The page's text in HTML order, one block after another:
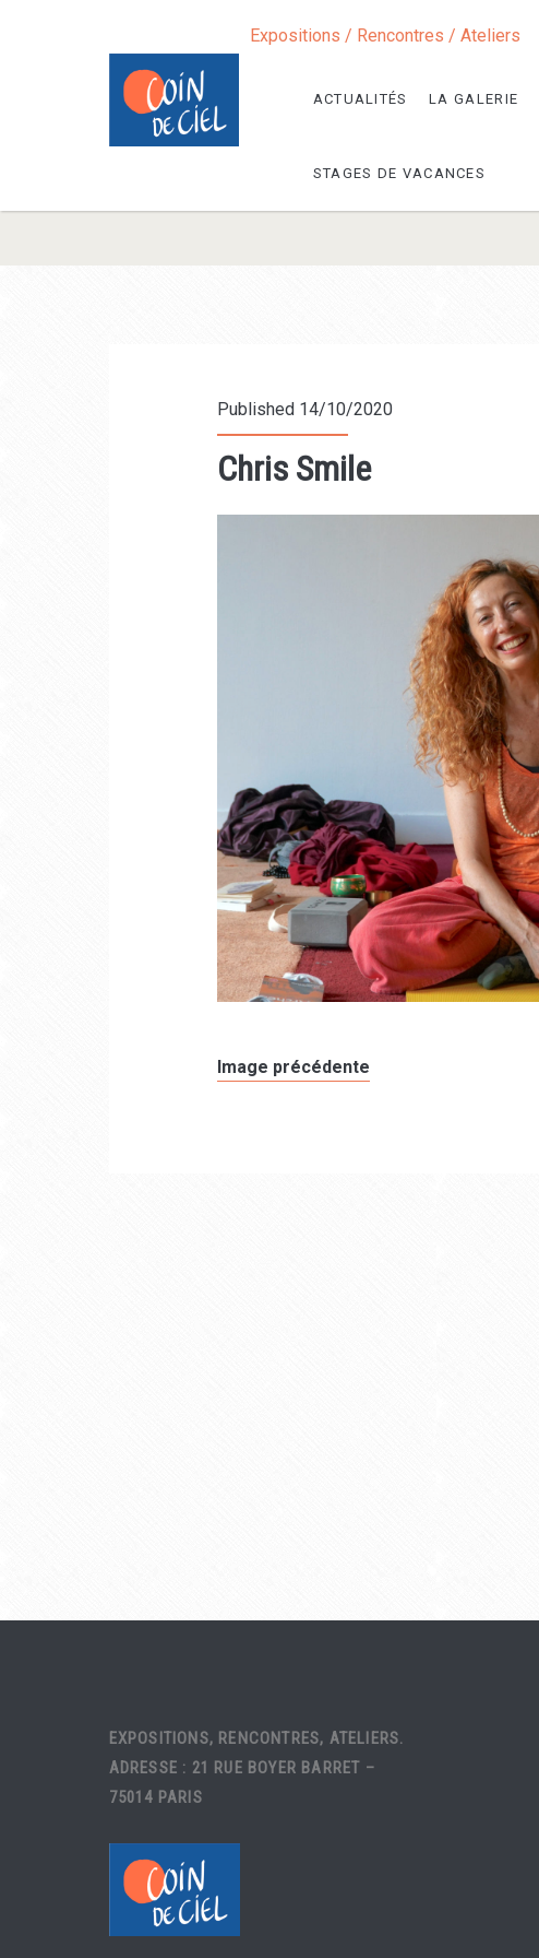
Expositions / Rencontres / Ateliers
ACTUALITÉS LA GALERIE
STAGES DE VACANCES
Published 14/10/2020
Chris Smile
Image précédente
EXPOSITIONS, RENCONTRES, ATELIERS.
ADRESSE : 21 RUE BOYER BARRET –
75014 PARIS